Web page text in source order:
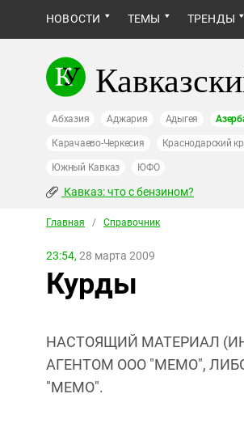
НОВОСТИ ТЕМЫ ТРЕНДЫ
Абхазия Аджария Адыгея
Карачаево-Черкесия Краснодарский
Южный Кавказ ЮФО
Кавказ: что с бензином?
Главная / Справочник
23:54, 28 марта 2009
Курды
НАСТОЯЩИЙ МАТЕРИАЛ
АГЕНТОМ ООО "МЕМО",
"МЕМО".